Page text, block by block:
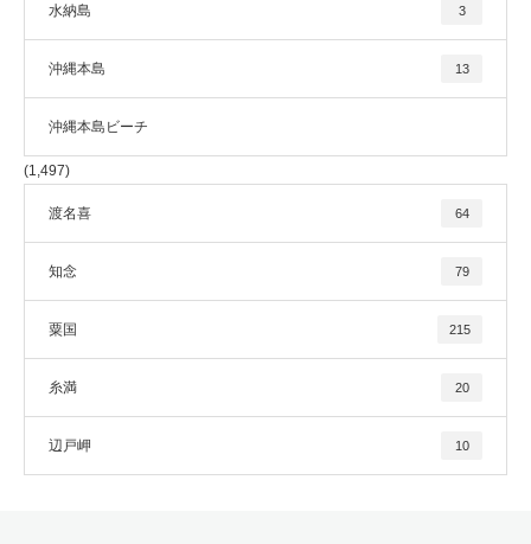
水納島 3
沖縄本島 13
沖縄本島ビーチ
(1,497)
渡名喜 64
知念 79
粟国 215
糸満 20
辺戸岬 10